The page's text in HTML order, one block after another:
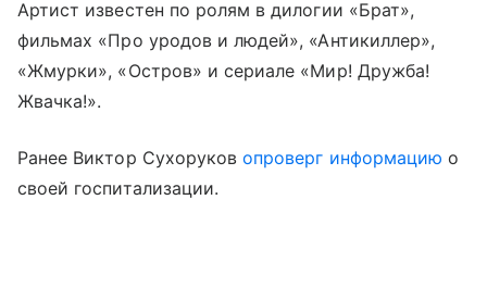
Артист известен по ролям в дилогии «Брат»,
фильмах «Про уродов и людей», «Антикиллер»,
«Жмурки», «Остров» и сериале «Мир! Дружба!
Жвачка!».
Ранее Виктор Сухоруковопроверг информацию о
своей госпитализации.